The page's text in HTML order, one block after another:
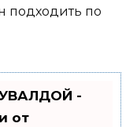
подходить по
-
от